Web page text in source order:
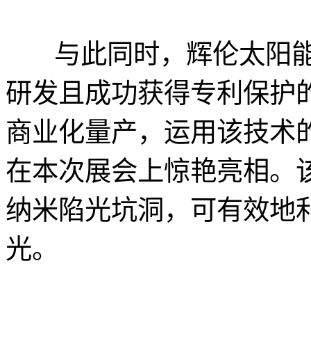
与此同时，辉伦太阳
研发且成功获得专利保护
商业化量产，运用该技术
在本次展会上惊艳亮相。
纳米陷光坑洞，可有效地
光。